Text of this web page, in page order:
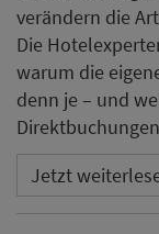
verändern die
Die
warum die
denn je – und
Jetzt